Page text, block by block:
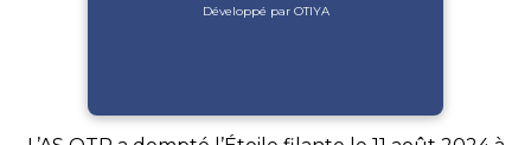
Développé par OTIYA